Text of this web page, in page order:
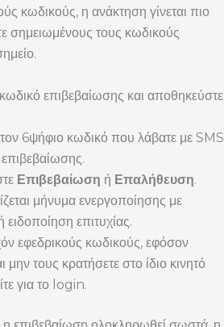
κωδικούς, η ανάκτηση γίνεται πιο
σημειωμένους τους κωδικούς
επιβεβαίωσης και αποθηκεύστε
6ψήφιο κωδικό που λάβατε με SMS
Επιβεβαίωση ή Επαλήθευση.
μήνυμα ενεργοποίησης με
ειδοποίηση επιτυχίας.
εφεδρικούς κωδικούς, εφόσον
μην τους κρατήσετε στο ίδιο κινητό
για το login.